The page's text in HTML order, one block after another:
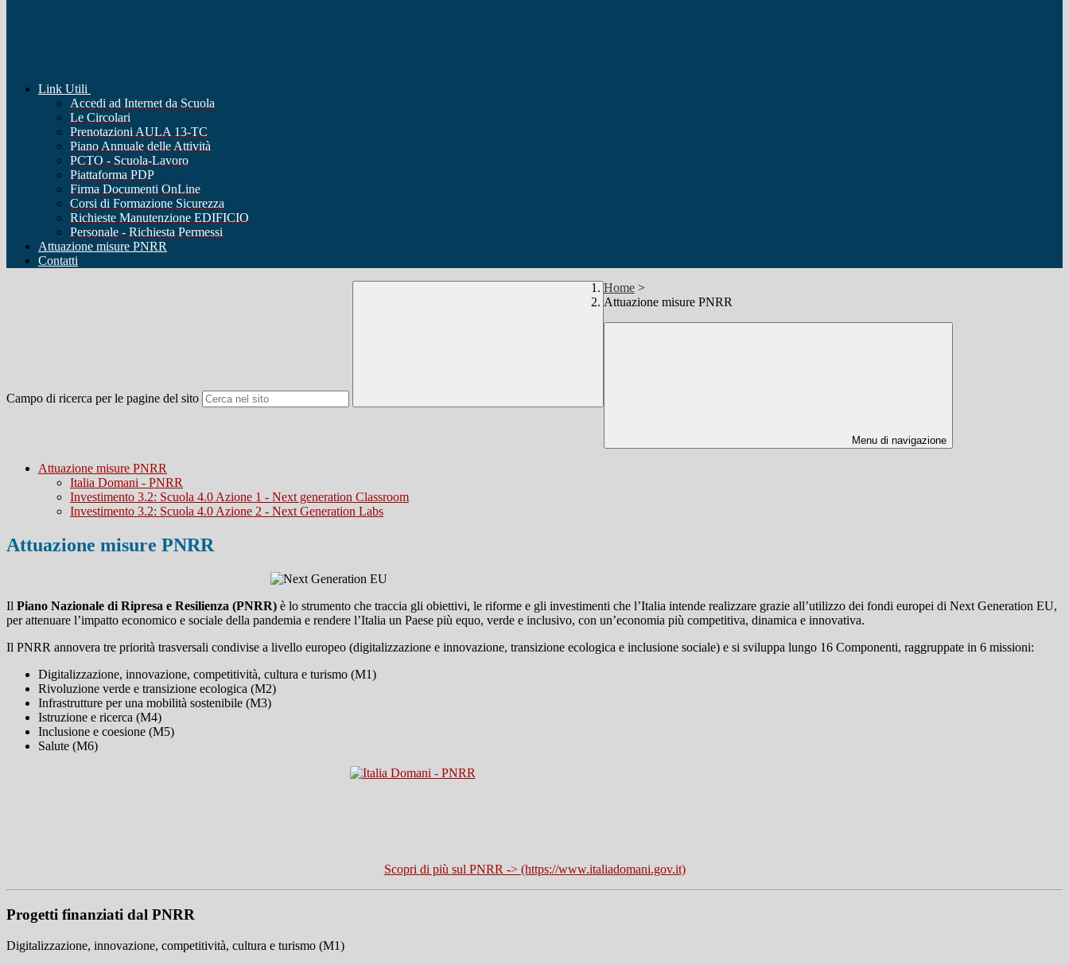
Link Utili
Accedi ad Internet da Scuola
Le Circolari
Prenotazioni AULA 13-TC
Piano Annuale delle Attività
PCTO - Scuola-Lavoro
Piattaforma PDP
Firma Documenti OnLine
Corsi di Formazione Sicurezza
Richieste Manutenzione EDIFICIO
Personale - Richiesta Permessi
Attuazione misure PNRR
Contatti
Campo di ricerca per le pagine del sito
Home >
Attuazione misure PNRR
Menu di navigazione
Attuazione misure PNRR
Italia Domani - PNRR
Investimento 3.2: Scuola 4.0 Azione 1 - Next generation Classroom
Investimento 3.2: Scuola 4.0 Azione 2 - Next Generation Labs
Attuazione misure PNRR
Il Piano Nazionale di Ripresa e Resilienza (PNRR) è lo strumento che traccia gli obiettivi, le riforme e gli investimenti che l’Italia intende realizzare grazie all’utilizzo dei fondi europei di Next Generation EU,
per attenuare l’impatto economico e sociale della pandemia e rendere l’Italia un Paese più equo, verde e inclusivo, con un’economia più competitiva, dinamica e innovativa.
Il PNRR annovera tre priorità trasversali condivise a livello europeo (digitalizzazione e innovazione, transizione ecologica e inclusione sociale) e si sviluppa lungo 16 Componenti, raggruppate in 6 missioni:
Digitalizzazione, innovazione, competitività, cultura e turismo (M1)
Rivoluzione verde e transizione ecologica (M2)
Infrastrutture per una mobilità sostenibile (M3)
Istruzione e ricerca (M4)
Inclusione e coesione (M5)
Salute (M6)
Scopri di più sul PNRR -> (https://www.italiadomani.gov.it)
Progetti finanziati dal PNRR
Digitalizzazione, innovazione, competitività, cultura e turismo (M1)